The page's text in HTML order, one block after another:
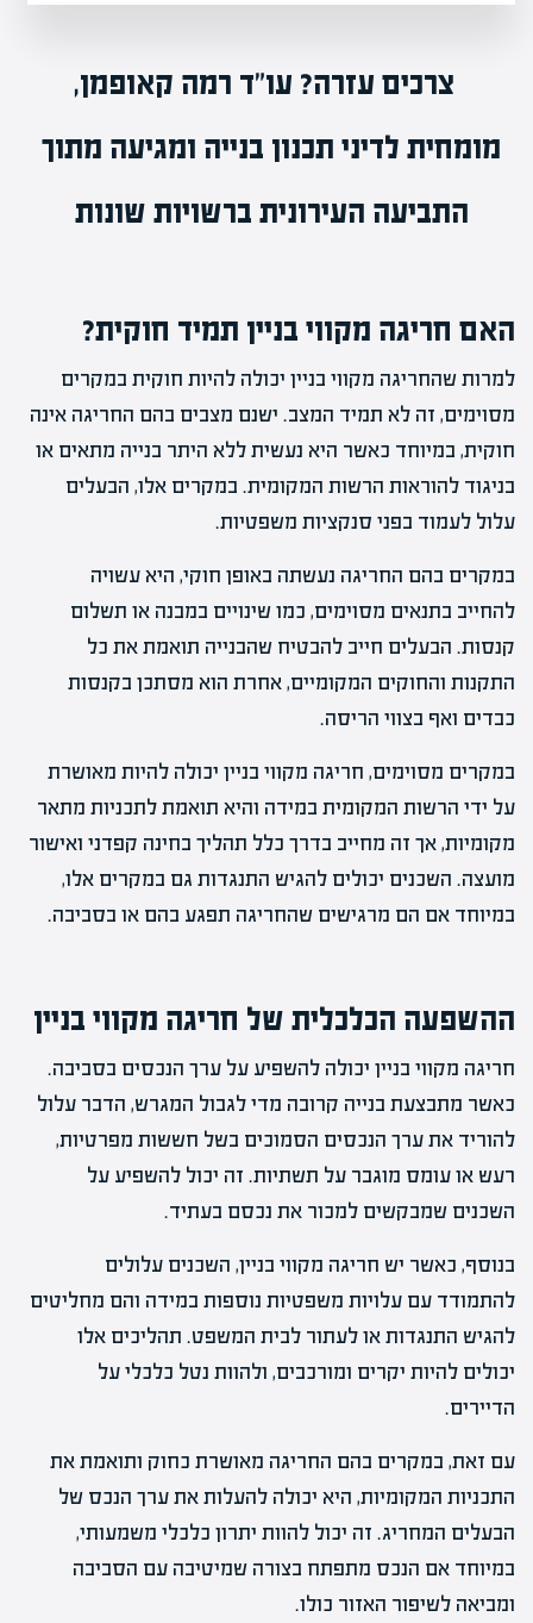
צרכים עזרה? עו"ד רמה קאופמן,
מומחית לדיני תכנון בנייה ומגיעה מתוך
התביעה העירונית ברשויות שונות
האם חריגה מקווי בניין תמיד חוקית?
למרות שהחריגה מקווי בניין יכולה להיות חוקית במקרים
מסוימים, זה לא תמיד המצב. ישנם מצבים בהם החריגה אינה
חוקית, במיוחד כאשר היא נעשית ללא היתר בנייה מתאים או
בניגוד להוראות הרשות המקומית. במקרים אלו, הבעלים
עלול לעמוד בפני סנקציות משפטיות.
במקרים בהם החריגה נעשתה באופן חוקי, היא עשויה
להחייב בתנאים מסוימים, כמו שינויים במבנה או תשלום
קנסות. הבעלים חייב להבטיח שהבנייה תואמת את כל
התקנות והחוקים המקומיים, אחרת הוא מסתכן בקנסות
כבדים ואף בצווי הריסה.
במקרים מסוימים, חריגה מקווי בניין יכולה להיות מאושרת
על ידי הרשות המקומית במידה והיא תואמת לתכניות מתאר
מקומיות, אך זה מחייב בדרך כלל תהליך בחינה קפדני ואישור
מועצה. השכנים יכולים להגיש התנגדות גם במקרים אלו,
במיוחד אם הם מרגישים שהחריגה תפגע בהם או בסביבה.
ההשפעה הכלכלית של חריגה מקווי בניין
חריגה מקווי בניין יכולה להשפיע על ערך הנכסים בסביבה.
כאשר מתבצעת בנייה קרובה מדי לגבול המגרש, הדבר עלול
להוריד את ערך הנכסים הסמוכים בשל חששות מפרטיות,
רעש או עומס מוגבר על תשתיות. זה יכול להשפיע על
השכנים שמבקשים למכור את נכסם בעתיד.
בנוסף, כאשר יש חריגה מקווי בניין, השכנים עלולים
להתמודד עם עלויות משפטיות נוספות במידה והם מחליטים
להגיש התנגדות או לעתור לבית המשפט. תהליכים אלו
יכולים להיות יקרים ומורכבים, ולהוות נטל כלכלי על
הדיירים.
עם זאת, במקרים בהם החריגה מאושרת כחוק ותואמת את
התכניות המקומיות, היא יכולה להעלות את ערך הנכס של
הבעלים המחריג. זה יכול להוות יתרון כלכלי משמעותי,
במיוחד אם הנכס מתפתח בצורה שמיטיבה עם הסביבה
ומביאה לשיפור האזור כולו.